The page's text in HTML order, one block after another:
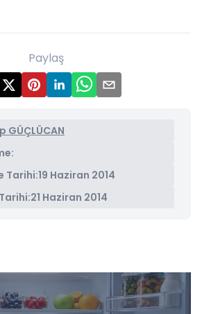
Paylaş
GÜÇLÜCAN
Tarihi:19 Haziran 2014
21 Haziran 2014